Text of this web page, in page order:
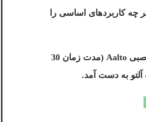
چه کاربردهای اساسی را
تصویربرداری عصبی Aalto (مدت زمان 30
آلتو به دست آمد.